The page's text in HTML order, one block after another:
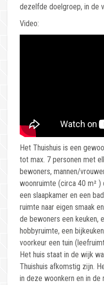
dezelfde doelgroep, in de
Video:
Het Thuishuis is een
tot max. 7 personen met
bewoners, mannen/
woonruimte (circa 40 m² )
een slaapkamer en een
ruimte naar eigen smaak
de bewoners een keuken,
hobbyruimte, een
voorkeur een tuin
Het huis staat in de wijk
Thuishuis afkomstig zijn.
in deze woonkern en in de